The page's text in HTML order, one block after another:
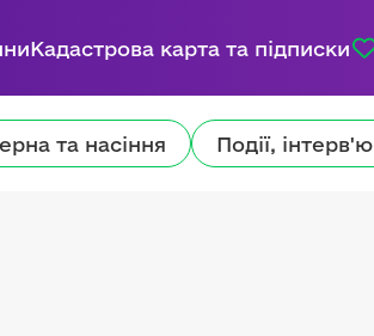
Кадастрова карта та підписки
та насіння Події, інтерв'ю